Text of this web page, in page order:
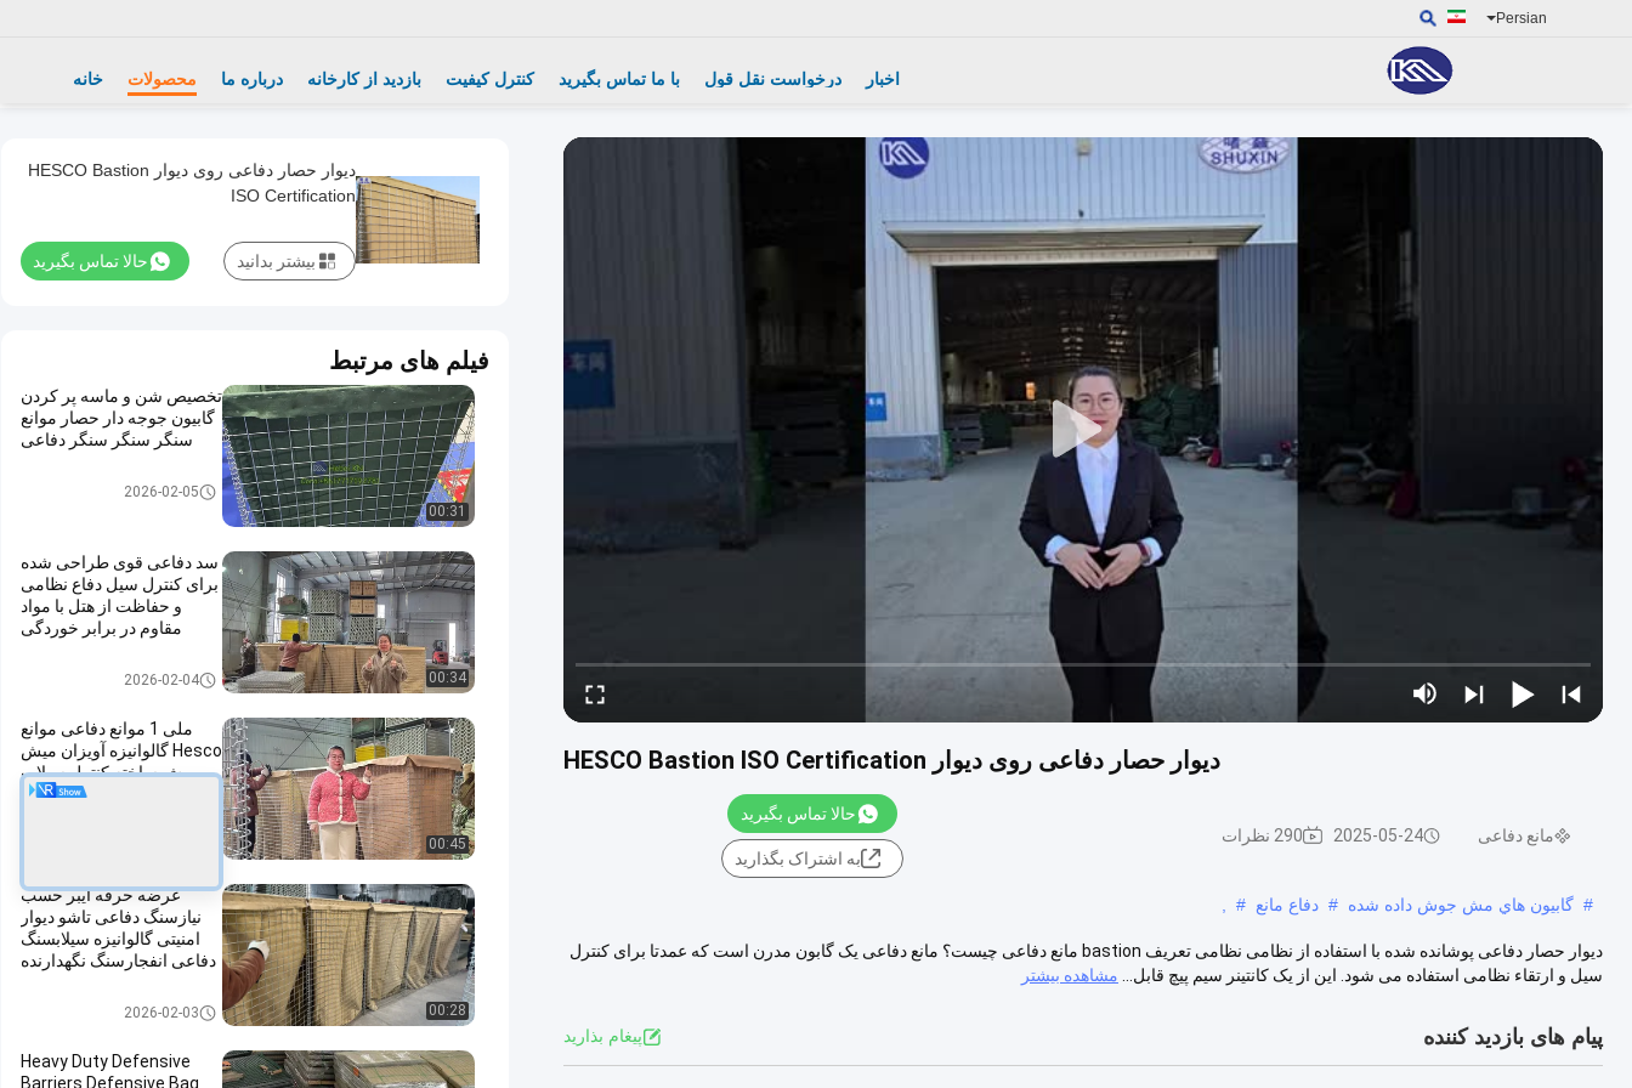
Persian
خانه محصولات درباره ما بازدید از کارخانه کنترل کیفیت با ما تماس بگیرید درخواست نقل قول اخبار
دیوار حصار دفاعی روی دیوار HESCO Bastion ISO Certification
مانع دفاعی 2025-05-24 290 نظرات
حالا تماس بگیرید
به اشتراک بگذارید
# گابيون هاي مش جوش داده شده # دفاع مانع #
دیوار حصار دفاعی پوشانده شده با استفاده از نظامی نظامی تعریف bastion مانع دفاعی چیست؟ مانع دفاعی یک گابون مدرن است که عمدتا برای کنترل
سیل و ارتقاء نظامی استفاده می شود. این از یک کانتینر سیم پیچ قابل...
مشاهده بیشتر
پیام های بازدید کننده پيغام بذاريد
دیوار حصار دفاعی روی دیوار HESCO Bastion
ISO Certification
حالا تماس بگیرید بیشتر بدانید
فیلم های مرتبط
00:31
تخصیص شن و ماسه پر کردن
گابيون جوجه دار حصار موانع
سنگر سنگر سنگر دفاعی
2026-02-05
00:34
سد دفاعی قوی طراحی شده
برای کنترل سیل دفاع نظامی
و حفاظت از هتل با مواد
مقاوم در برابر خوردگی
2026-02-04
00:45
ملی 1 موانع دفاعی موانع
Hesco گالوانیزه آویزان میش
پیش ساخته کنترل سیلاب
های نظامی استحکامات آسان
00:28
عرضه حرفه ایبر حسب
نیازسنگ دفاعی تاشو دیوار
امنیتی گالوانیزه سیلابسنگ
دفاعی انفجارسنگ نگهدارنده
2026-02-03
Heavy Duty Defensive
Barriers Defensive Bag